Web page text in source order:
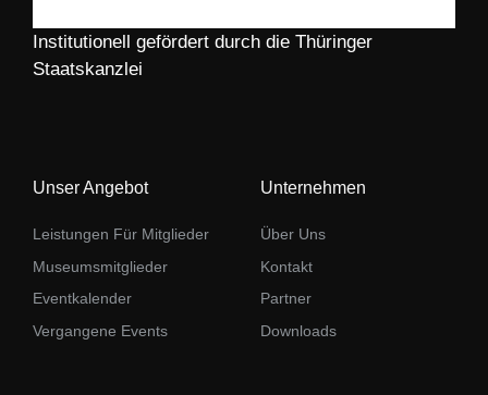
Institutionell gefördert durch die Thüringer
Staatskanzlei
Unser Angebot
Leistungen Für Mitglieder
Museumsmitglieder
Eventkalender
Vergangene Events
Unternehmen
Über Uns
Kontakt
Partner
Downloads